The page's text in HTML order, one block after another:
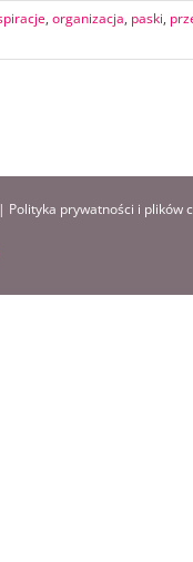
, organizacja, paski,
Polityka prywatności i plików